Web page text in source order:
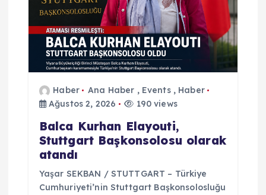
m
e
s
Haber Ana Haber , Events, Haber
Ağustos 2, 2026
190 views
Balca Kurhan Elayouti,
Stuttgart Başkonsolosu olarak
atandı
Yaşar SEKBAN / STUTTGART – Türkiye
Cumhuriyeti’nin Stuttgart Başkonsolosluğu